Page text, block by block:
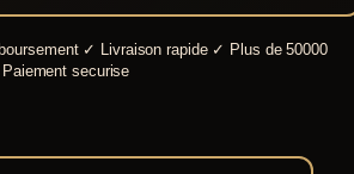
✓ Livraison rapide ✓ Plus de 50000
Paiement securise